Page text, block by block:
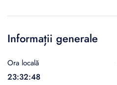
Informații generale
Ora locală
23:32:48